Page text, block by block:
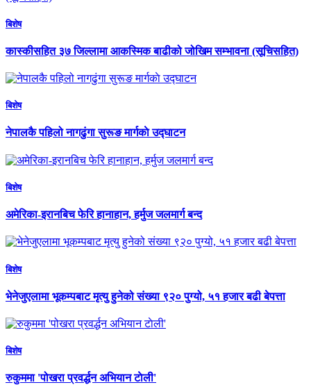
बिशेष
कास्कीसहित ३७ जिल्लामा आकस्मिक बाढीको जोखिम सम्भावना (सूचिसहित)
बिशेष
नेपालकै पहिलो नागढुंगा सुरूङ मार्गकाे उद्घाटन
बिशेष
अमेरिका-इरानबिच फेरि हानाहान, हर्मुज जलमार्ग बन्द
बिशेष
भेनेजुएलामा भूकम्पबाट मृत्यु हुनेको संख्या ९२० पुग्यो, ५१ हजार बढी बेपत्ता
बिशेष
रुकुममा 'पोखरा प्रवर्द्धन अभियान टाेली'